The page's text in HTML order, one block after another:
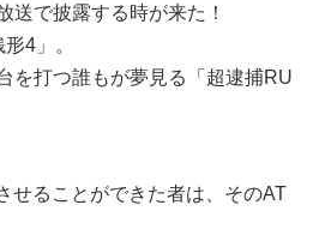
送で披露する時が来た！
4」。
を打つ誰もが夢見る「超逮捕RU
せることができた者は、そのAT